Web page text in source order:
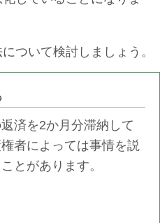
ついて検討しましょう。
済を2か月分滞納して
者によっては事情を説
とがあります。